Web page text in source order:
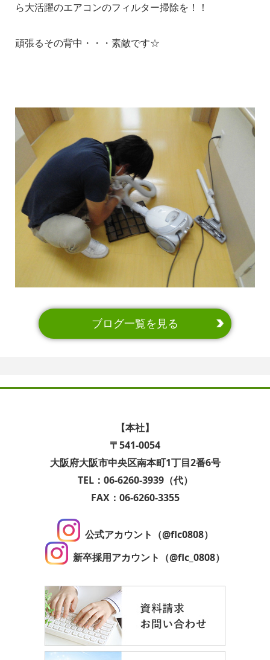
ら大活躍のエアコンのフィルター掃除を！！
頑張るその背中・・・素敵です☆
ブログ一覧を見る
【本社】
〒541-0054
大阪府大阪市中央区南本町1丁目2番6号
TEL：06-6260-3939（代）
FAX：06-6260-3355
公式アカウント（@flc0808）
新卒採用アカウント（@flc_0808）